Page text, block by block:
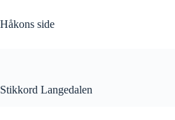
til
innholdet
Håkons side
Stikkord Langedalen